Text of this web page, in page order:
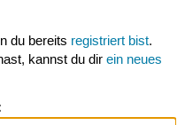
du bereits registriert bist.
kannst du dir ein neues